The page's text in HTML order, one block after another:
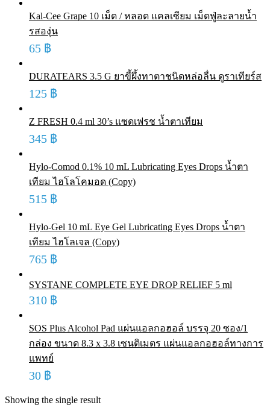
Kal-Cee Grape 10 เม็ด / หลอด แคลเซียม เม็ดฟู่ละลายน้ำ
รสองุ่น
65 ฿
DURATEARS 3.5 G ยาขี้ผึ้งทาตาชนิดหล่อลื่น ดูราเทียร์ส
125 ฿
Z FRESH 0.4 ml 30’s แซดเฟรช น้ำตาเทียม
345 ฿
Hylo-Comod 0.1% 10 mL Lubricating Eyes Drops น้ำตา
เทียม ไฮโลโคมอด (Copy)
515 ฿
Hylo-Gel 10 mL Eye Gel Lubricating Eyes Drops น้ำตา
เทียม ไฮโลเจล (Copy)
765 ฿
SYSTANE COMPLETE EYE DROP RELIEF 5 ml
310 ฿
SOS Plus Alcohol Pad แผ่นแอลกอฮอล์ บรรจุ 20 ซอง/1
กล่อง ขนาด 8.3 x 3.8 เซนติเมตร แผ่นแอลกอฮอล์ทางการ
แพทย์
30 ฿
Showing the single result